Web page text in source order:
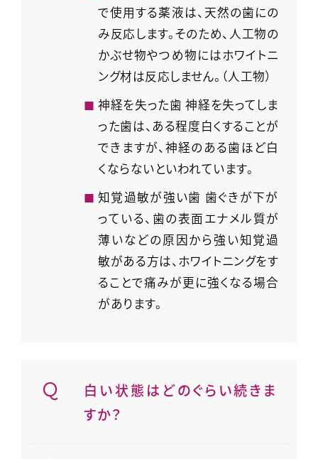
で使用する薬液は、天然の歯にの
み反応します。そのため、人工物の
かぶせ物やつめ物にはホワイトニ
ング材は反応しません。（人工物）
神経を失った歯 神経を失ってしま
った歯は、ある程度白くすることが
できますが、神経のある歯ほど白
くならないといわれています。
知覚過敏が強い歯 歯ぐきが下が
っている、歯の表面エナメル質が
薄いなどの原因から強い知覚過
敏がある方は、ホワイトニングをす
ることで痛みが更に強くなる場合
があります。
白い状態はどのぐらい続きま
すか？